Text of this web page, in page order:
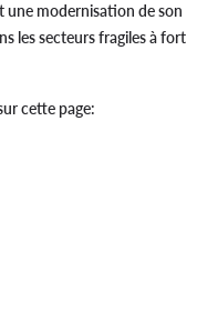
une modernisation de son
les secteurs fragiles à fort
cette page: